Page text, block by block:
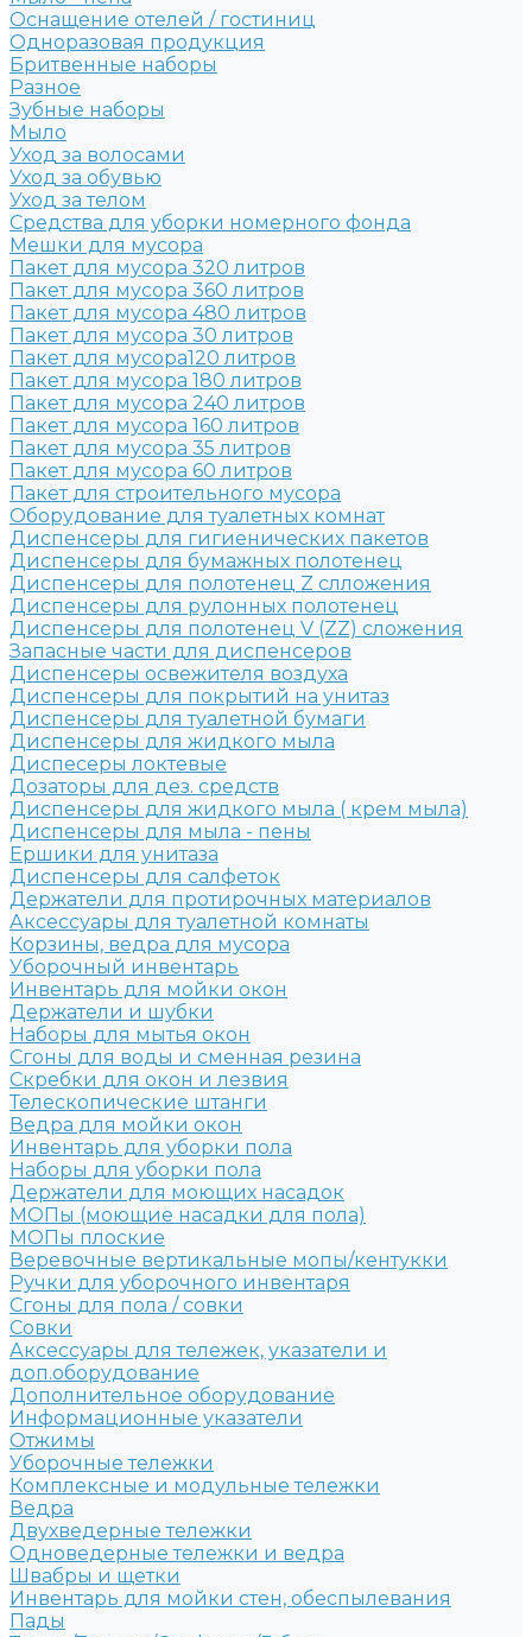
Оснащение отелей / гостиниц
Одноразовая продукция
Бритвенные наборы
Разное
Зубные наборы
Мыло
Уход за волосами
Уход за обувью
Уход за телом
Средства для уборки номерного фонда
Мешки для мусора
Пакет для мусора 320 литров
Пакет для мусора 360 литров
Пакет для мусора 480 литров
Пакет для мусора 30 литров
Пакет для мусора120 литров
Пакет для мусора 180 литров
Пакет для мусора 240 литров
Пакет для мусора 160 литров
Пакет для мусора 35 литров
Пакет для мусора 60 литров
Пакет для строительного мусора
Оборудование для туалетных комнат
Диспенсеры для гигиенических пакетов
Диспенсеры для бумажных полотенец
Диспенсеры для полотенец Z слложения
Диспенсеры для рулонных полотенец
Диспенсеры для полотенец V (ZZ) сложения
Запасные части для диспенсеров
Диспенсеры освежителя воздуха
Диспенсеры для покрытий на унитаз
Диспенсеры для туалетной бумаги
Диспенсеры для жидкого мыла
Диспесеры локтевые
Дозаторы для дез. средств
Диспенсеры для жидкого мыла ( крем мыла)
Диспенсеры для мыла - пены
Ершики для унитаза
Диспенсеры для салфеток
Держатели для протирочных материалов
Аксессуары для туалетной комнаты
Корзины, ведра для мусора
Уборочный инвентарь
Инвентарь для мойки окон
Держатели и шубки
Наборы для мытья окон
Сгоны для воды и сменная резина
Скребки для окон и лезвия
Телескопические штанги
Ведра для мойки окон
Инвентарь для уборки пола
Наборы для уборки пола
Держатели для моющих насадок
МОПы (моющие насадки для пола)
МОПы плоские
Веревочные вертикальные мопы/кентукки
Ручки для уборочного инвентаря
Сгоны для пола / совки
Совки
Аксессуары для тележек, указатели и
доп.оборудование
Дополнительное оборудование
Информационные указатели
Отжимы
Уборочные тележки
Комплексные и модульные тележки
Ведра
Двухведерные тележки
Одноведерные тележки и ведра
Швабры и щетки
Инвентарь для мойки стен, обеспылевания
Пады